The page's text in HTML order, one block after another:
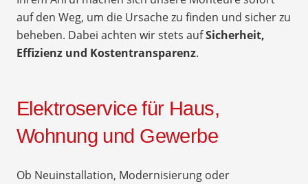
auf den Weg, um die Ursache zu finden und sicher zu
beheben. Dabei achten wir stets aufSicherheit,
Effizienz und Kostentransparenz.
Elektroservice für Haus,
Wohnung und Gewerbe
Ob Neuinstallation, Modernisierung oder